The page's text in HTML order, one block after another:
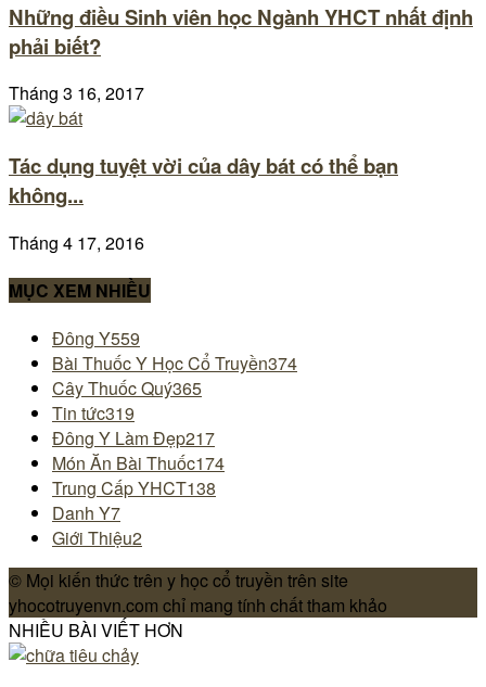
Những điều Sinh viên học Ngành YHCT nhất định
phải biết?
Tháng 3 16, 2017
Tác dụng tuyệt vời của dây bát có thể bạn
không...
Tháng 4 17, 2016
MỤC XEM NHIỀU
Đông Y559
Bài Thuốc Y Học Cổ Truyền374
Cây Thuốc Quý365
Tin tức319
Đông Y Làm Đẹp217
Món Ăn Bài Thuốc174
Trung Cấp YHCT138
Danh Y7
Giới Thiệu2
© Mọi kiến thức trên y học cổ truyền trên site
yhocotruyenvn.com chỉ mang tính chất tham khảo
NHIỀU BÀI VIẾT HƠN